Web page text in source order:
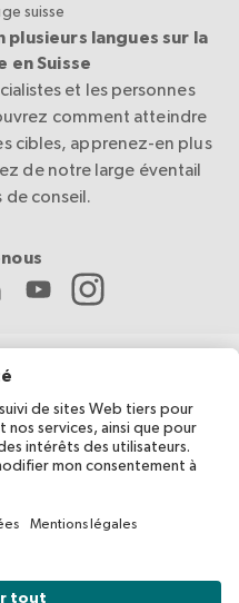
suisse
langues sur la
en Suisse
et les personnes
comment atteindre
cibles, apprenez-en plus
de notre large éventail
conseil.
et coordonne migesplus,
fédéral de la santé publique